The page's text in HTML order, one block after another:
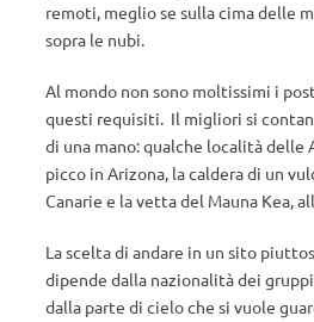
remoti, meglio se sulla cima delle
sopra le nubi.
Al mondo non sono moltissimi i
questi requisiti. Il migliori si
di una mano: qualche località delle
picco in Arizona, la caldera di un
Canarie e la vetta del Mauna Kea,
La scelta di andare in un sito
dipende dalla nazionalità dei
dalla parte di cielo che si vuole